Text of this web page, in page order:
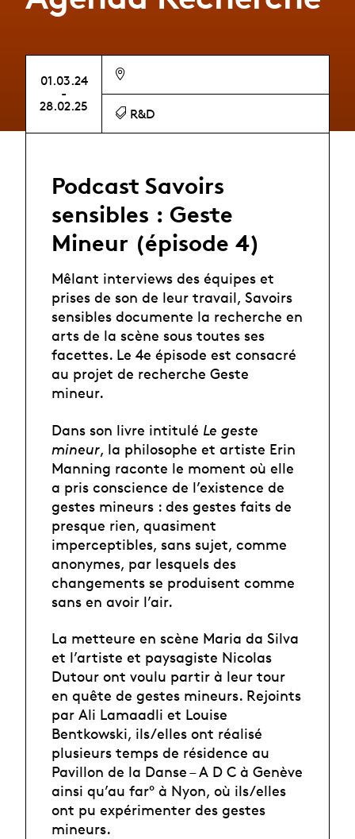
01.03.24
-
28.02.25
R&D
Podcast Savoirs
sensibles : Geste
Mineur (épisode 4)
Mêlant interviews des équipes et
prises de son de leur travail, Savoirs
sensibles documente la recherche en
arts de la scène sous toutes ses
facettes. Le 4e épisode est consacré
au projet de recherche Geste
mineur.
Dans son livre intitulé Le geste
mineur, la philosophe et artiste Erin
Manning raconte le moment où elle
a pris conscience de l’existence de
gestes mineurs : des gestes faits de
presque rien, quasiment
imperceptibles, sans sujet, comme
anonymes, par lesquels des
changements se produisent comme
sans en avoir l’air.
La metteure en scène Maria da Silva
et l’artiste et paysagiste Nicolas
Dutour ont voulu partir à leur tour
en quête de gestes mineurs. Rejoints
par Ali Lamaadli et Louise
Bentkowski, ils/elles ont réalisé
plusieurs temps de résidence au
Pavillon de la Danse – A D C à Genève
ainsi qu’au far° à Nyon, où ils/elles
ont pu expérimenter des gestes
mineurs.